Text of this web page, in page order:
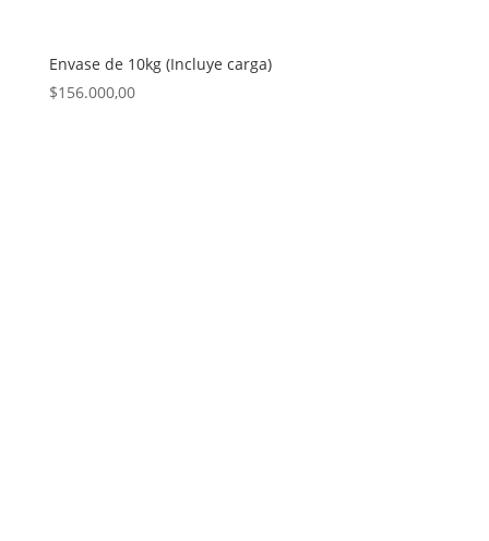
Envase de 10kg (Incluye carga)
$156.000,00